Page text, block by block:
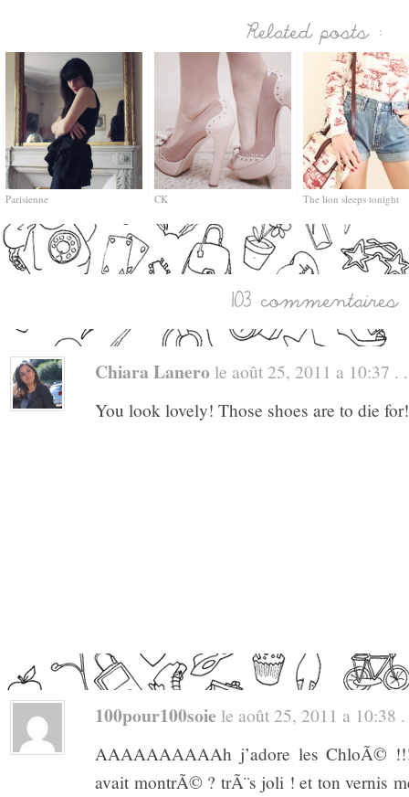
Parisienne CK The lion sleeps tonight
Chiara Lanero le août 25, 2011 a 10:37 . .
You look lovely! Those shoes are to die
100pour100soie le août 25, 2011 a 10:38
AAAAAAAAAAh j’adore les ChloÃ©
avait montrÃ© ? trÃ¨s joli ! et ton vernis